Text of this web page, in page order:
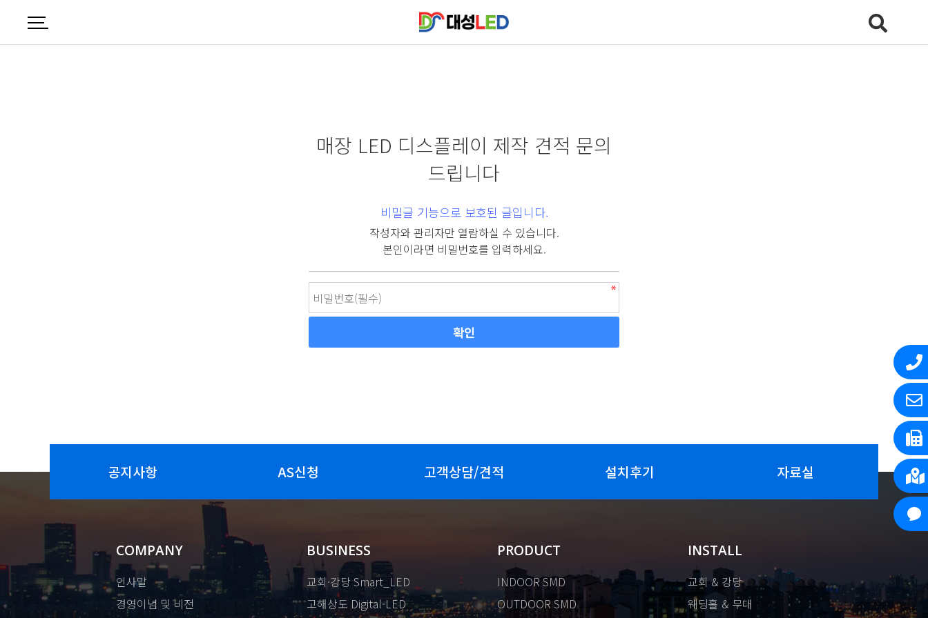
매장 LED 디스플레이 제작 견적 문의
드립니다
비밀글 기능으로 보호된 글입니다.
작성자와 관리자만 열람하실 수 있습니다.
본인이라면 비밀번호를 입력하세요.
공지사항 AS신청 고객상담/견적 설치후기 자료실
COMPANY
인사말
경영이념 및 비전
BUSINESS
교회·강당 Smart_LED
고해상도 Digital-LED
PRODUCT
INDOOR SMD
OUTDOOR SMD
INSTALL
교회 & 강당
웨딩홀 & 무대